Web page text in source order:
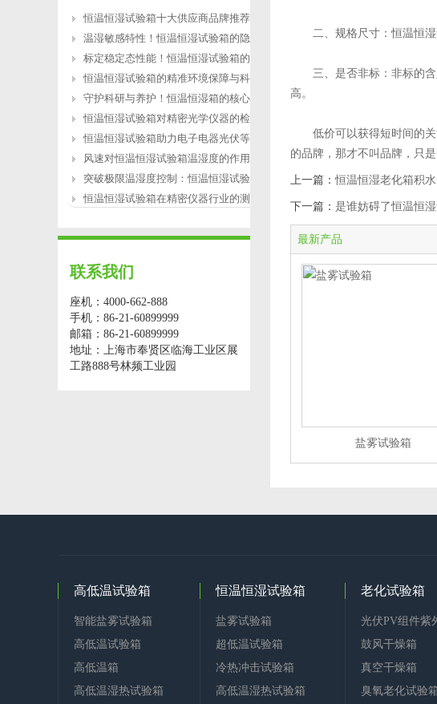
恒温恒湿试验箱十大供应商品牌推荐
温湿敏感特性！恒温恒湿试验箱的隐性失
标定稳定态性能！恒温恒湿试验箱的微环
恒温恒湿试验箱的精准环境保障与科研赋
守护科研与养护！恒温恒湿箱的核心价值
恒温恒湿试验箱对精密光学仪器的检测作
恒温恒湿试验箱助力电子电器光伏等行业
风速对恒温恒湿试验箱温湿度的作用
突破极限温湿度控制：恒温恒湿试验箱的
恒温恒湿试验箱在精密仪器行业的测试应
联系我们
座机：4000-662-888
手机：86-21-60899999
邮箱：86-21-60899999
地址：上海市奉贤区临海工业区展
工路888号林频工业园
二、规格尺寸：恒温恒湿
三、是否非标：非标的含
高。
低价可以获得短时间的关
的品牌，那才不叫品牌，只
上一篇：恒温恒湿老化箱积
下一篇： 是谁妨碍了恒温恒
最新产品
盐雾试验箱
高低温试验箱
智能盐雾试验箱
高低温试验箱
高低温箱
高低温湿热试验箱
恒温恒湿试验箱
盐雾试验箱
超低温试验箱
冷热冲击试验箱
高低温湿热试验箱
老化试验箱
光伏PV组件紫
鼓风干燥箱
真空干燥箱
臭氧老化试验